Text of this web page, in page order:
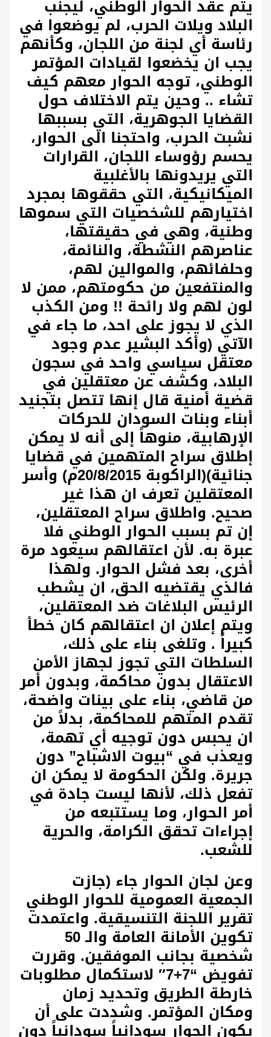
يتم عقد الحوار الوطني، ليجنب
البلاد ويلات الحرب، لم يوضعوا في
رئاسة أي لجنة من اللجان، وكأنهم
يجب ان يخضعوا لقيادات المؤتمر
الوطني، توجه الحوار معهم كيف
تشاء .. وحين يتم الاختلاف حول
القضايا الجوهرية، التي بسببها
نشبت الحرب، واحتجنا الى الحوار،
يحسم رؤوساء اللجان، القرارات
التي يريدونها بالأغلبية
الميكانيكية، التي حققوها بمجرد
اختيارهم للشخصيات التي سموها
وطنية، وهي في حقيقتها،
عناصرهم النشطة، والنائمة،
وحلفائهم، والموالين لهم،
والمنتفعين من حكومتهم، ممن لا
لون لهم ولا رائحة !! ومن الكذب
الذي لا يجوز على احد، ما جاء في
الآتي (وأكد البشير عدم وجود
معتقل سياسي واحد في سجون
البلاد، وكشف عن معتقلين في
قضية أمنية قال إنها تتصل بتجنيد
أبناء وبنات السودان للحركات
الإرهابية، منوهاً إلى أنه لا يمكن
إطلاق سراح المتهمين في قضايا
جنائية)(الراكوبة 20/8/2015م) وأسر
المعتقلين تعرف ان هذا غير
صحيح. واطلاق سراح المعتقلين،
إن تم بسبب الحوار الوطني فلا
عبرة به. لأن اعتقالهم سيعود مرة
أخرى، بعد فشل الحوار. ولهذا
فالذي يقتضيه الحق، ان يشطب
الرئيس البلاغات ضد المعتقلين،
ويتم إعلان ان اعتقالهم كان خطأ
كبيراً . وتلغى بناء على ذلك،
السلطات التي تجوز لجهاز الأمن
الاعتقال بدون محاكمة، وبدون أمر
من قاضي، بناء على بينات واضحة،
تقدم المتهم للمحاكمة، بدلاً من
ان يحبس دون توجيه أي تهمة،
ويعذب في “بيوت الاشباح” دون
جريرة. ولكن الحكومة لا يمكن ان
تفعل ذلك، لأنها ليست جادة في
أمر الحوار، وما يستتبعه من
إجراءات تحقق الكرامة، والحرية
للشعب.
وعن لجان الحوار جاء (جازت
الجمعية العمومية للحوار الوطني
تقرير اللجنة التنسيقية. واعتمدت
تكوين الأمانة العامة والـ 50
شخصية بجانب الموفقين. وقررت
تفويض “7+7″ لاستكمال مطلوبات
خارطة الطريق وتحديد زمان
ومكان المؤتمر. وشددت على أن
يكون الحوار سودانياً سودانياً دون